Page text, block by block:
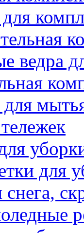
ведра
для